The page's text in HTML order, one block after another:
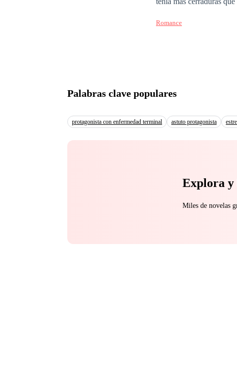
mundo, lo obligó a
Romance
Palabras clave populares
protagonista con enfermedad terminal astuto protagonista
Explora y
Miles de novelas